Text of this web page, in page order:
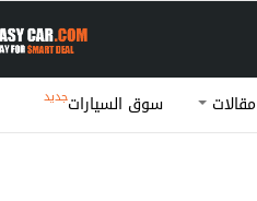
مقالات سوق السياراتجديد